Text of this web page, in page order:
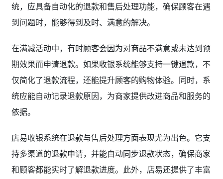
统，应具备自动化的退款和售后处理功能，确保顾客在遇
到问题时，能够得到及时、满意的解决。
在满减活动中，有时顾客会因为对商品不满意或未达到预
期效果而申请退款。如果收银系统能够支持一键退款，不
仅简化了退款流程，还能提升顾客的购物体验。同时，系
统应能自动记录退款原因，为商家提供改进商品和服务的
依据。
店易收银系统在退款与售后处理方面表现尤为出色。它支
持多渠道的退款申请，并能自动同步退款状态，确保商家
和顾客都能实时了解退款进度。此外，店易还提供了丰富